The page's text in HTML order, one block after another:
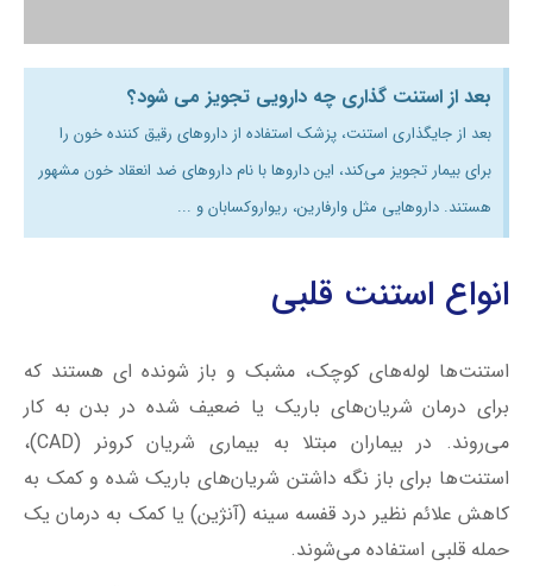
انواع استنت‌ قلبی
استنت‌ها لوله‌های کوچک، مشبک و باز شونده ای هستند که
برای درمان شریان‌های باریک یا ضعیف شده در بدن به کار
می‌روند. در بیماران مبتلا به بیماری شریان کرونر (CAD)،
کاهش علائم نظیر درد قفسه سینه (آنژین) یا کمک به درمان یک
این انواع استنت به طور معمول استنت‌های قلبی نامیده
می‌شوند، همچنین در بعضی موارد این استنت‌ها با نام
استنت‌های کرونری یا فنر قلب هم شناخته می‌شوند. به طور
معمول این استنت‌ها از بافت شبکه ای شکل فلزی ساخته
می‌شوند و در درون شریان‌های کرونری باریک شده قرار داده
می‌شوند.